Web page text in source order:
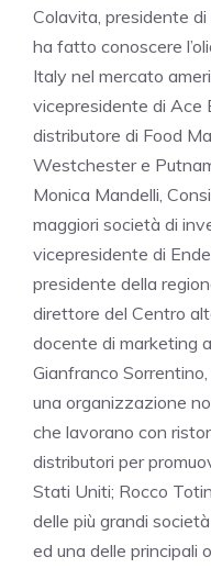
Colavita, presidente
ha fatto conoscere
Italy nel mercato
vicepresidente di Ace
distributore di Food
Westchester e
Monica Mandelli,
maggiori società di
vicepresidente di
presidente della
direttore del Centro
docente di marketing
Gianfranco
una organizzazione
che lavorano con
distributori per
Stati Uniti; Rocco
delle più grandi
ed una delle principali